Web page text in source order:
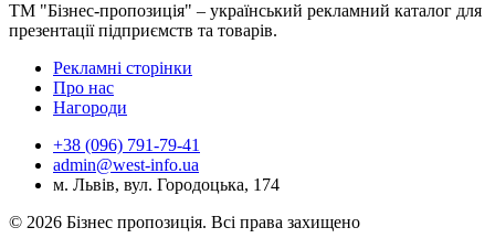
ТМ "Бізнес-пропозиція" – український рекламний каталог для
презентації підприємств та товарів.
Рекламні сторінки
Про нас
Нагороди
+38 (096) 791-79-41
admin@west-info.ua
м. Львів, вул. Городоцька, 174
© 2026 Бізнес пропозиція. Всі права захищено